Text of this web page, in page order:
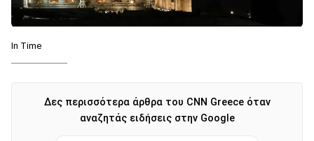
In Τime
Δες περισσότερα άρθρα του CNN Greece όταν
αναζητάς ειδήσεις στην Google